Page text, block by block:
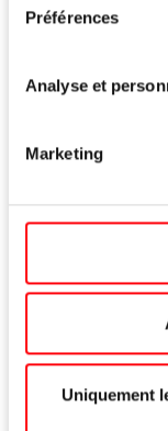
Préférences
Analyse et
Marketing
Uniquement
Portes jusqu'à
Surfaces
Fouillots de
Qualité